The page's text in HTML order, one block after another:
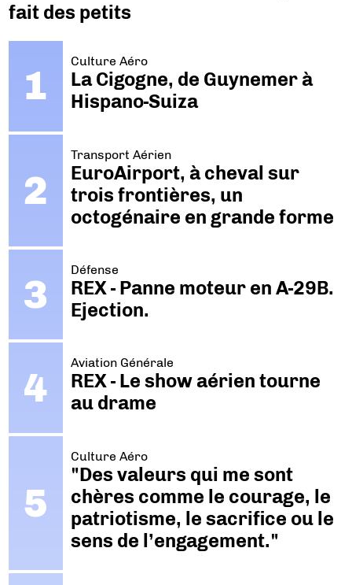
fait des petits
Culture Aéro
La Cigogne, de Guynemer à
Hispano-Suiza
Transport Aérien
EuroAirport, à cheval sur
trois frontières, un
octogénaire en grande forme
Défense
REX - Panne moteur en A-29B.
Ejection.
Aviation Générale
REX - Le show aérien tourne
au drame
Culture Aéro
"Des valeurs qui me sont
chères comme le courage, le
patriotisme, le sacrifice ou le
sens de l’engagement."